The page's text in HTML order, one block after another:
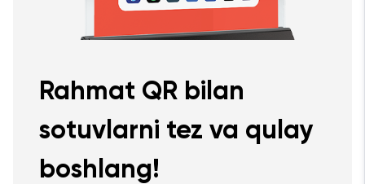
Rahmat QR bilan
sotuvlarni tez va qulay
boshlang!